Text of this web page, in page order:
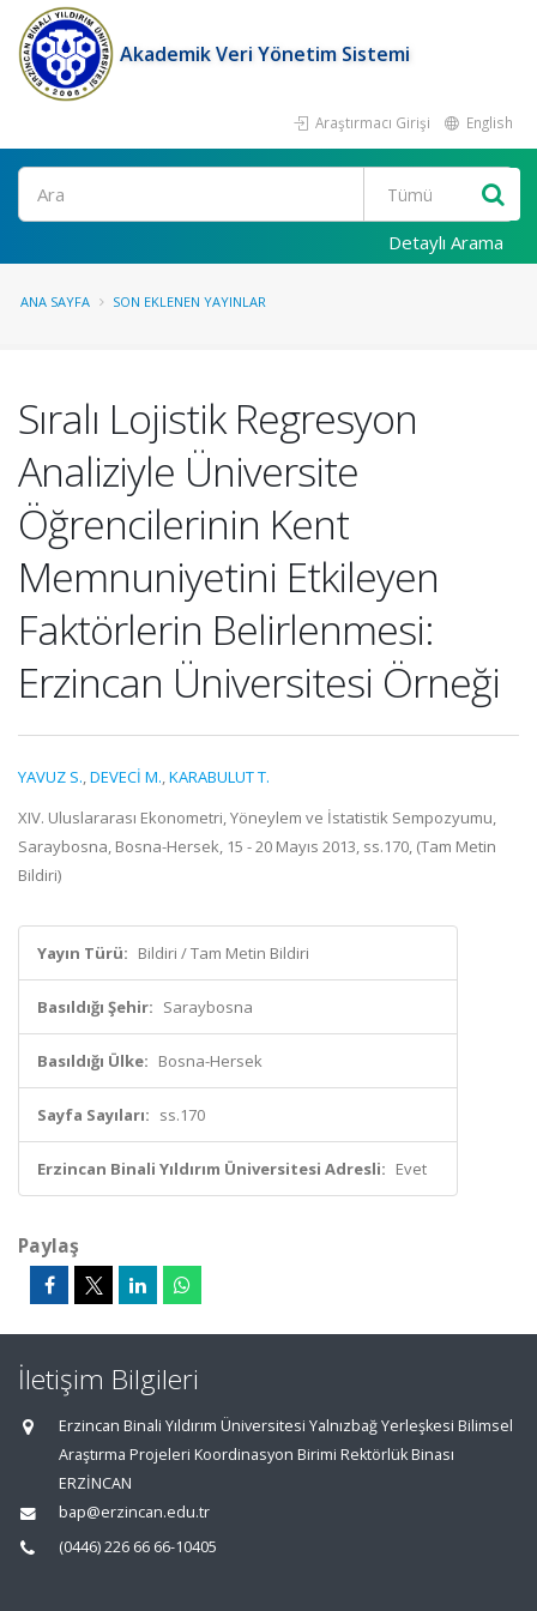
Akademik Veri Yönetim Sistemi
Araştırmacı Girişi English
Ara
Detaylı Arama
ANA SAYFA SON EKLENEN YAYINLAR
Sıralı Lojistik Regresyon
Analiziyle Üniversite
Öğrencilerinin Kent
Memnuniyetini Etkileyen
Faktörlerin Belirlenmesi:
Erzincan Üniversitesi Örneği
YAVUZ S.,DEVECİ M.,KARABULUT T.
XIV. Uluslararası Ekonometri, Yöneylem ve İstatistik Sempozyumu,
Saraybosna, Bosna-Hersek, 15 - 20 Mayıs 2013, ss.170, (Tam Metin
Bildiri)
Yayın Türü: Bildiri / Tam Metin Bildiri
Basıldığı Şehir: Saraybosna
Basıldığı Ülke: Bosna-Hersek
Sayfa Sayıları: ss.170
Erzincan Binali Yıldırım Üniversitesi Adresli: Evet
Paylaş
İletişim Bilgileri
Erzincan Binali Yıldırım Üniversitesi Yalnızbağ Yerleşkesi Bilimsel
Araştırma Projeleri Koordinasyon Birimi Rektörlük Binası
ERZİNCAN
bap@erzincan.edu.tr
(0446) 226 66 66-10405